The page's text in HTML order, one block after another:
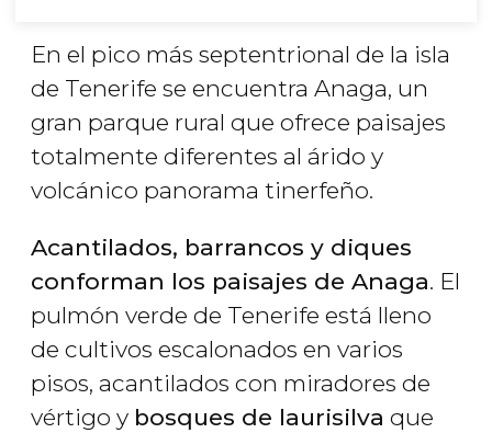
En el pico más septentrional de la isla
de Tenerife se encuentra Anaga, un
gran parque rural que ofrece paisajes
totalmente diferentes al árido y
volcánico panorama tinerfeño.
Acantilados, barrancos y diques
conforman los paisajes de Anaga. El
pulmón verde de Tenerife está lleno
de cultivos escalonados en varios
pisos, acantilados con miradores de
vértigo y bosques de laurisilva que